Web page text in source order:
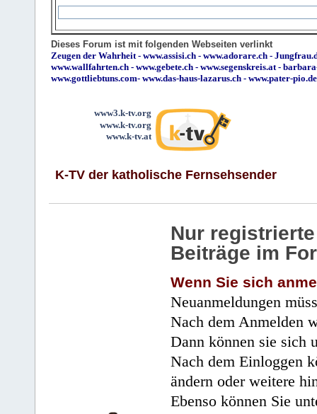
Dieses Forum ist mit folgenden Webseiten verlinkt
Zeugen der Wahrheit- www.assisi.ch - www.adorare.ch -
www.wallfahrten.ch - www.gebete.ch - www.segenskreis.at-
www.gottliebtuns.com- www.das-haus-lazarus.ch - www.pater-pio.de
www3.k-tv.org
www.k-tv.org
www.k-tv.at
K-TV der katholische Fernsehsender
Nur
Beiträge im
Wenn Sie sich
Neuanmeldungen
Nach dem Anmelden
Dann können sie sich
Nach dem Einloggen
ändern oder weitere
Ebenso können Sie